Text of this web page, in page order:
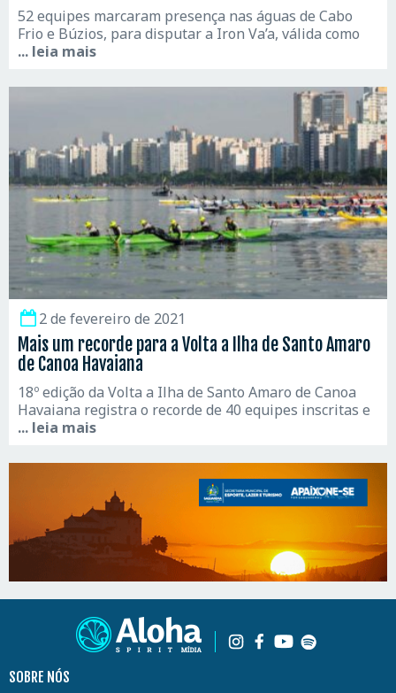
52 equipes marcaram presença nas águas de Cabo
Frio e Búzios, para disputar a Iron Va’a, válida como
... leia mais
2 de fevereiro de 2021
Mais um recorde para a Volta a Ilha de Santo Amaro
de Canoa Havaiana
18º edição da Volta a Ilha de Santo Amaro de Canoa
Havaiana registra o recorde de 40 equipes inscritas e
... leia mais
SOBRE NÓS